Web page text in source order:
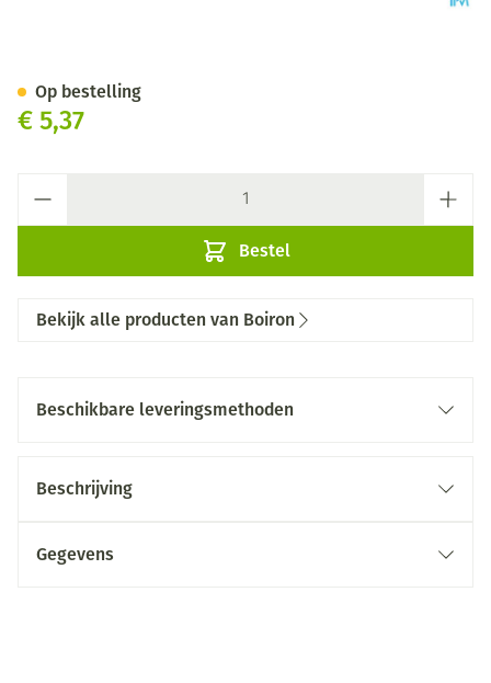
€ 5,37
Bestel
Op bestelling
Bekijk alle producten van Boiron
Beschikbare leveringsmethoden
Beschrijving
Gegevens